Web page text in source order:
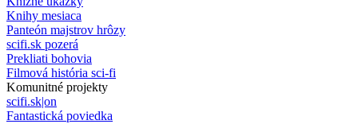
Knihy mesiaca
Panteón majstrov hrôzy
scifi.sk pozerá
Prekliati bohovia
Filmová história sci-fi
Komunitné projekty
scifi.sk|on
Fantastická poviedka